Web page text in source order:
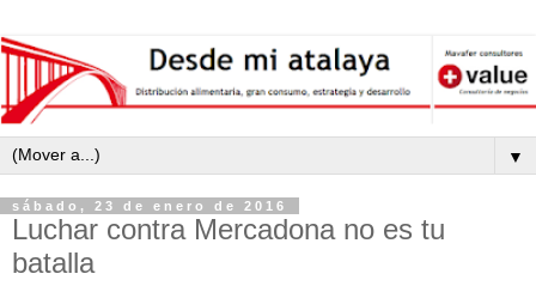
▼
sábado, 23 de enero de 2016
Luchar contra Mercadona no es tu
batalla